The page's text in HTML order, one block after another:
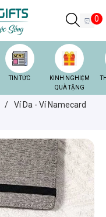
0
TIN TỨC
KINH NGHIỆM
QUÀ TẶNG
/
Ví Da - Ví Namecard